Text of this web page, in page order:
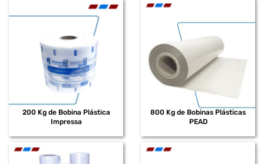
200 Kg de Bobina Plástica
Impressa
800 Kg de Bobinas Plásticas
PEAD